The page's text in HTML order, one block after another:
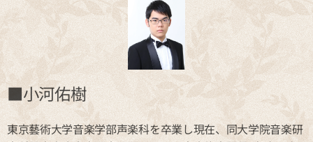
■小河佑樹
東京藝術大学音楽学部声楽科を卒業し現在、同大学院音楽研